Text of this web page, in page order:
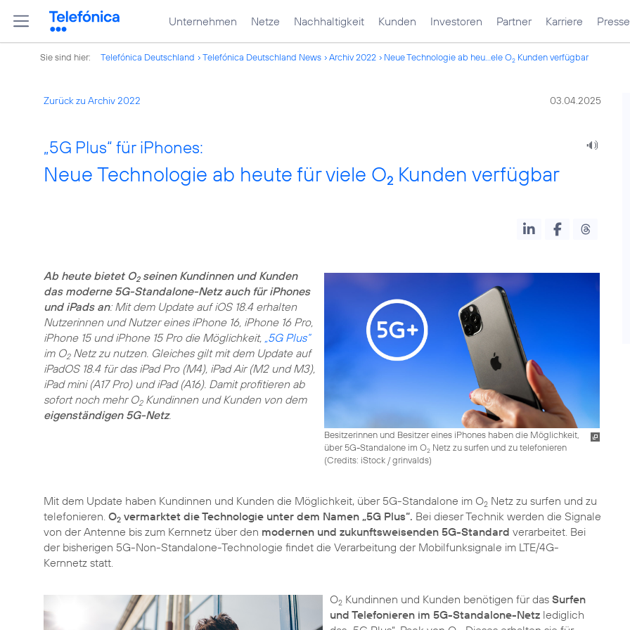
Unternehmen Netze Nachhaltigkeit Kunden Investoren Partner Karriere Presse
Sie sind hier: Telefónica Deutschland Telefónica Deutschland News Archiv 2022 Neue Technologie ab heu...ele O2 Kunden verfügbar
Zurück zu Archiv 2022 03.04.2025
„5G Plus“ für iPhones:
Neue Technologie ab heute für viele O2 Kunden verfügbar
Besitzerinnen und Besitzer eines iPhones haben die Möglichkeit,
über 5G-Standalone im O2Netz zu surfen und zu telefonieren
(Credits: iStock / grinvalds)
Ab heute bietet O2seinen Kundinnen und Kunden
das moderne 5G-Standalone-Netz auch für iPhones
und iPads an: Mit dem Update auf iOS 18.4 erhalten
Nutzerinnen und Nutzer eines iPhone 16, iPhone 16 Pro,
iPhone 15 und iPhone 15 Pro die Möglichkeit, „5G Plus“
im O2Netz zu nutzen. Gleiches gilt mit dem Update auf
iPadOS 18.4 für das iPad Pro (M4), iPad Air (M2 und M3),
iPad mini (A17 Pro) und iPad (A16). Damit profitieren ab
sofort noch mehr O2Kundinnen und Kunden von dem
eigenständigen 5G-Netz.
Mit dem Update haben Kundinnen und Kunden die Möglichkeit, über 5G-Standalone im O2 Netz zu surfen und zu
telefonieren. O2 vermarktet die Technologie unter dem Namen „5G Plus“. Bei dieser Technik werden die Signale
von der Antenne bis zum Kernnetz über den modernen und zukunftsweisenden 5G-Standard verarbeitet. Bei
der bisherigen 5G-Non-Standalone-Technologie findet die Verarbeitung der Mobilfunksignale im LTE/4G-
Kernnetz statt.
O2Kundinnen und Kunden benötigen für das Surfen
und Telefonieren im 5G-Standalone-Netzlediglich